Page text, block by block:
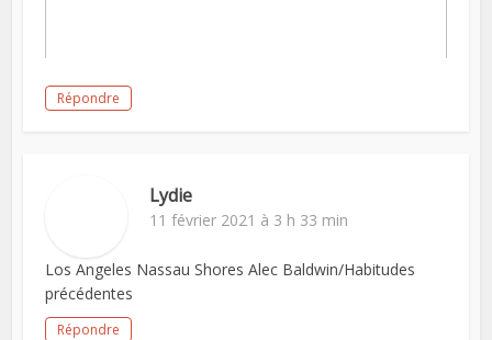
Répondre
Lydie
11 février 2021 à 3 h 33 min
Los Angeles Nassau Shores Alec Baldwin/Habitudes
précédentes
Répondre